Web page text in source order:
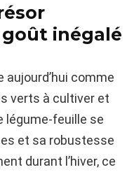
inégalé
aujourd’hui comme
verts à cultiver et
légume-feuille se
et sa robustesse
durant l’hiver, ce